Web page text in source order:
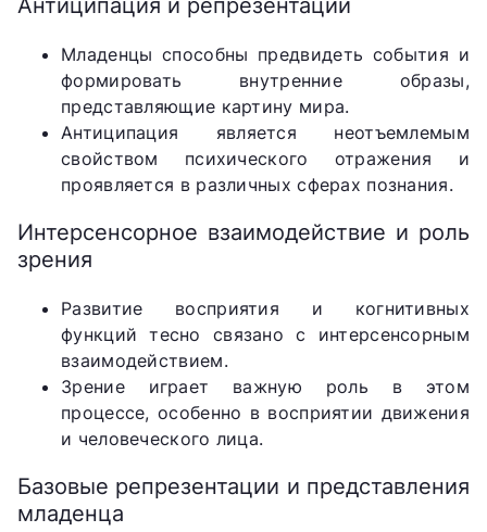
Младенцы способны предвидеть события и
формировать внутренние образы,
представляющие картину мира.
Антиципация является неотъемлемым
свойством психического отражения и
проявляется в различных сферах познания.
Интерсенсорное взаимодействие и роль
зрения
Развитие восприятия и когнитивных
функций тесно связано с интерсенсорным
взаимодействием.
Зрение играет важную роль в этом
процессе, особенно в восприятии движения
и человеческого лица.
Базовые репрезентации и представления
младенца